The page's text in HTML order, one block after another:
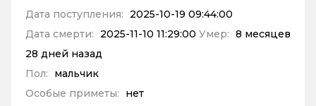
Дата поступления:
2025-10-19 09:44:00
Дата смерти:
2025-11-10 11:29:00 Умер: 8 месяцев
28 дней назад
Пол:
мальчик
Особые приметы:
нет